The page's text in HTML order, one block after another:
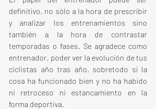
definitivo, no sólo a la hora de prescribir
y analizar los entrenamientos sino
también a la hora de contrastar
temporadas o fases. Se agradece como
entrenador, poder ver la evolución de tus
ciclistas año tras año, sobretodo si la
cosa ha funcionado bien y no ha habido
ni retroceso ni estancamiento en la
forma deportiva.